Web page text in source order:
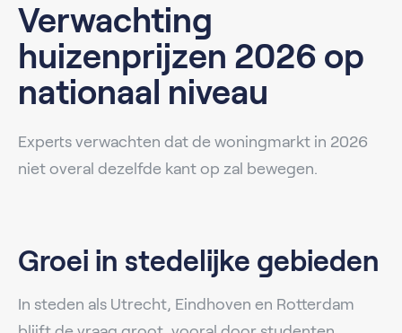
Verwachting
huizenprijzen 2026 op
nationaal niveau
Experts verwachten dat de woningmarkt in 2026
niet overal dezelfde kant op zal bewegen.
Groei in stedelijke gebieden
In steden als Utrecht, Eindhoven en Rotterdam